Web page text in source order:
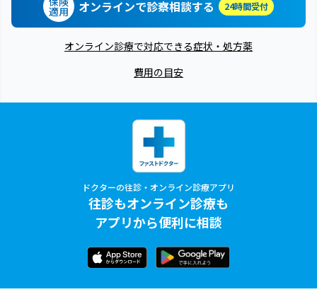
適用 オンラインで診察相談する 24時間受付
オンライン診療で対応できる症状・処方薬
費用の目安
ドクターの往診・オンライン診療アプリ
往診もオンライン診療も
アプリから便利に相談